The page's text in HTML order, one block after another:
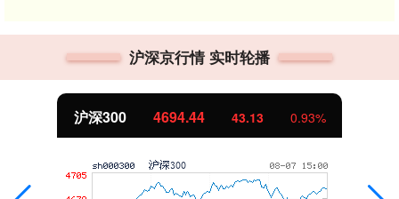
沪深京行情 实时轮播
沪深300 4694.44 43.13 0.93%